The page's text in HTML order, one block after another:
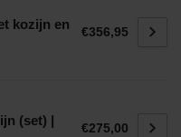
kozijn en
€356,95
(set) |
€275,00